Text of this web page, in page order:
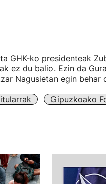
GHK-ko presidenteak
ez du balio. Ezin da
Nagusietan egin behar
Gipuzkoako